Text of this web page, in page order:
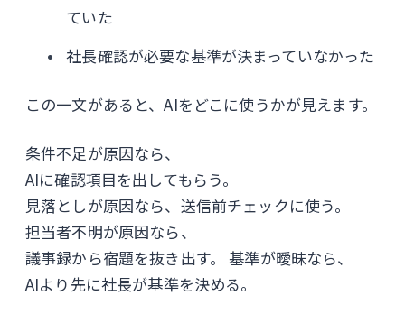
ていた
社長確認が必要な基準が決まっていなかった
この一文があると、AIをどこに使うかが見えます。
条件不足が原因なら、
AIに確認項目を出してもらう。
見落としが原因なら、送信前チェックに使う。
担当者不明が原因なら、
議事録から宿題を抜き出す。 基準が曖昧なら、
AIより先に社長が基準を決める。